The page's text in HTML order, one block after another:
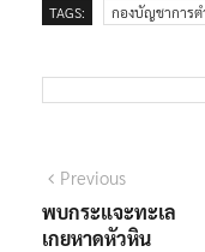
TAGS: กองบัญชาการ
แนะแนว
เรื่อง
PreviousPrevious
post:
พบกระแจะทะเล
เกยหาดหัวหิน